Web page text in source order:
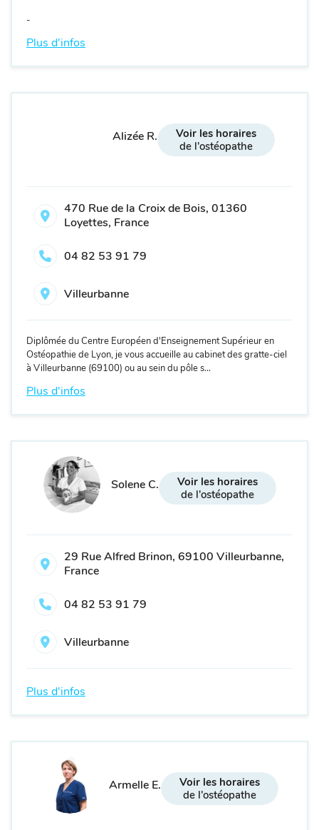
-
Plus d'infos
Alizée R.
Voir les horaires
de l'ostéopathe
470 Rue de la Croix de Bois, 01360
Loyettes, France
04 82 53 91 79
Villeurbanne
Diplômée du Centre Européen d'Enseignement Supérieur en
Ostéopathie de Lyon, je vous accueille au cabinet des gratte-ciel
à Villeurbanne (69100) ou au sein du pôle s...
Plus d'infos
Solene C.
Voir les horaires
de l'ostéopathe
29 Rue Alfred Brinon, 69100 Villeurbanne,
France
04 82 53 91 79
Villeurbanne
Plus d'infos
Armelle E.
Voir les horaires
de l'ostéopathe